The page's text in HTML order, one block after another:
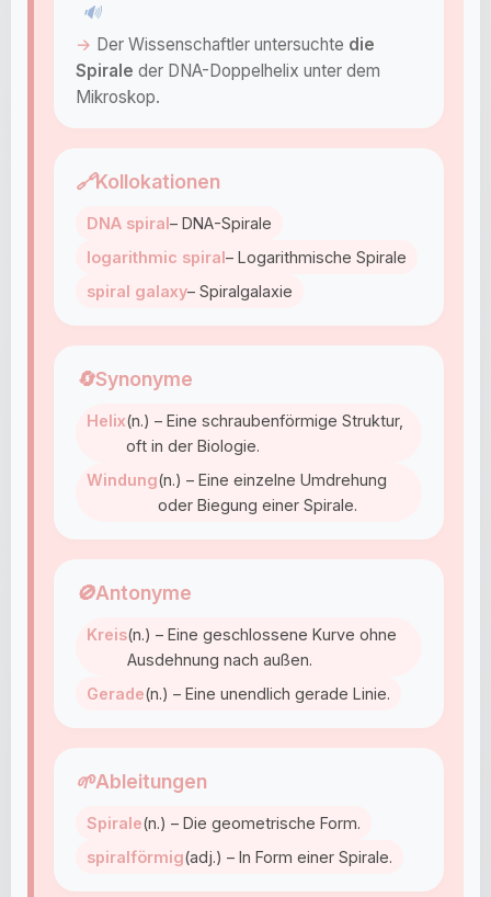
🔊
Der Wissenschaftler untersuchte die
Spirale der DNA-Doppelhelix unter dem
Mikroskop.
🔗Kollokationen
DNA spiral– DNA-Spirale
logarithmic spiral– Logarithmische Spirale
spiral galaxy– Spiralgalaxie
🔄Synonyme
Helix(n.) – Eine schraubenförmige Struktur,
oft in der Biologie.
Windung(n.) – Eine einzelne Umdrehung
oder Biegung einer Spirale.
🚫Antonyme
Kreis(n.) – Eine geschlossene Kurve ohne
Ausdehnung nach außen.
Gerade(n.) – Eine unendlich gerade Linie.
🌱Ableitungen
Spirale(n.) – Die geometrische Form.
spiralförmig(adj.) – In Form einer Spirale.